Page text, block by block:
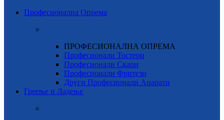
Професионална Опрема
ПРОФЕСИОНАЛНА ОПРЕМА
Професионали Тостери
Професионали Скари
Професионали Фритези
Други Професионали Апарати
Греење и Ладење